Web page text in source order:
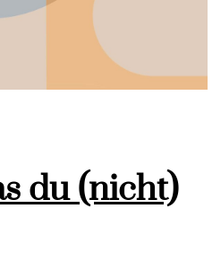
du (nicht)